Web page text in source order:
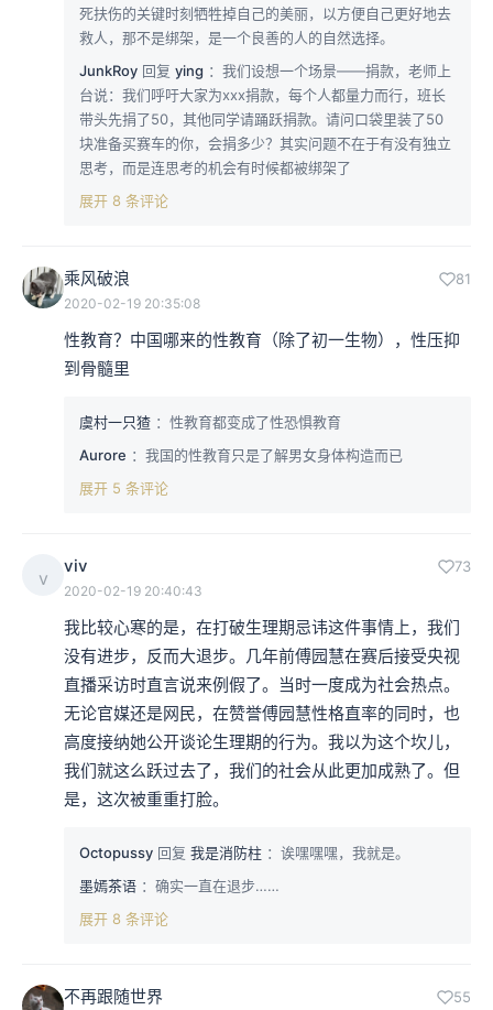
死扶伤的关键时刻牺牲掉自己的美丽，以方便自己更好地去
救人，那不是绑架，是一个良善的人的自然选择。
JunkRoy 回复 ying ：我们设想一个场景——捐款，老师上
台说：我们呼吁大家为xxx捐款，每个人都量力而行，班长
带头先捐了50，其他同学请踊跃捐款。请问口袋里装了50
块准备买赛车的你，会捐多少？其实问题不在于有没有独立
思考，而是连思考的机会有时候都被绑架了
展开 8 条评论
乘风破浪 81
2020-02-19 20:35:08
性教育？中国哪来的性教育（除了初一生物），性压抑
到骨髓里
虞村一只猹 ：性教育都变成了性恐惧教育
Aurore ：我国的性教育只是了解男女身体构造而已
展开 5 条评论
v
viv 73
2020-02-19 20:40:43
我比较心寒的是，在打破生理期忌讳这件事情上，我们
没有进步，反而大退步。几年前傅园慧在赛后接受央视
直播采访时直言说来例假了。当时一度成为社会热点。
无论官媒还是网民，在赞誉傅园慧性格直率的同时，也
高度接纳她公开谈论生理期的行为。我以为这个坎儿，
我们就这么跃过去了，我们的社会从此更加成熟了。但
是，这次被重重打脸。
Octopussy 回复 我是消防柱 ：诶嘿嘿嘿，我就是。
墨嫣茶语 ：确实一直在退步……
展开 8 条评论
不再跟随世界 55